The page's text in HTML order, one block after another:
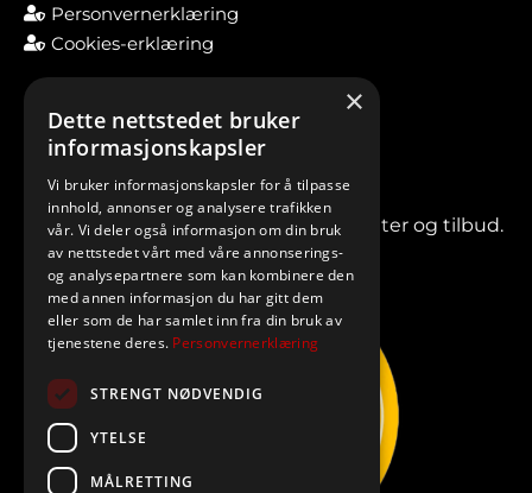
Personvernerklæring
Cookies-erklæring
Meld deg på vårt nyhetsbrev for nyheter og tilbud.
×
Dette nettstedet bruker
informasjonskapsler
Vi bruker informasjonskapsler for å tilpasse
innhold, annonser og analysere trafikken
vår. Vi deler også informasjon om din bruk
av nettstedet vårt med våre annonserings-
og analysepartnere som kan kombinere den
med annen informasjon du har gitt dem
eller som de har samlet inn fra din bruk av
tjenestene deres. Personvernerklæring
STRENGT NØDVENDIG
YTELSE
MÅLRETTING